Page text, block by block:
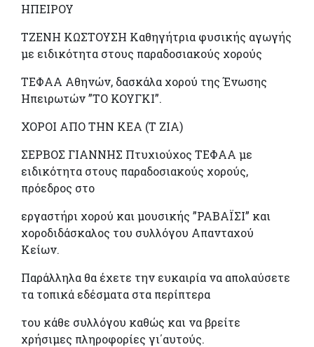
HΠΕΙΡΟΥ
ΤΖΕΝΗ ΚΩΣΤΟΥΣΗ Καθηγήτρια φυσικής αγωγής
με ειδικότητα στους παραδοσιακούς χορούς
ΤΕΦΑΑ Αθηνών, δασκάλα χορού της Ένωσης
Ηπειρωτών ”ΤΟ ΚΟΥΓΚΙ”.
ΧΟΡΟΙ ΑΠΟ ΤΗΝ ΚΕΑ (Τ ΖΙΑ)
ΣΕΡΒΟΣ ΓΙΑΝΝΗΣ Πτυχιούχος ΤΕΦΑΑ με
ειδικότητα στους παραδοσιακούς χορούς,
πρόεδρος στο
εργαστήρι χορού και μουσικής ”ΡΑΒΑΪΣΙ” και
χοροδιδάσκαλος του συλλόγου Απανταχού
Κείων.
Παράλληλα θα έχετε την ευκαιρία να απολαύσετε
τα τοπικά εδέσματα στα περίπτερα
του κάθε συλλόγου καθώς και να βρείτε
χρήσιμες πληροφορίες γι΄αυτούς.